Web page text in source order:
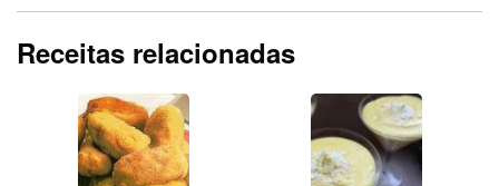
Receitas relacionadas